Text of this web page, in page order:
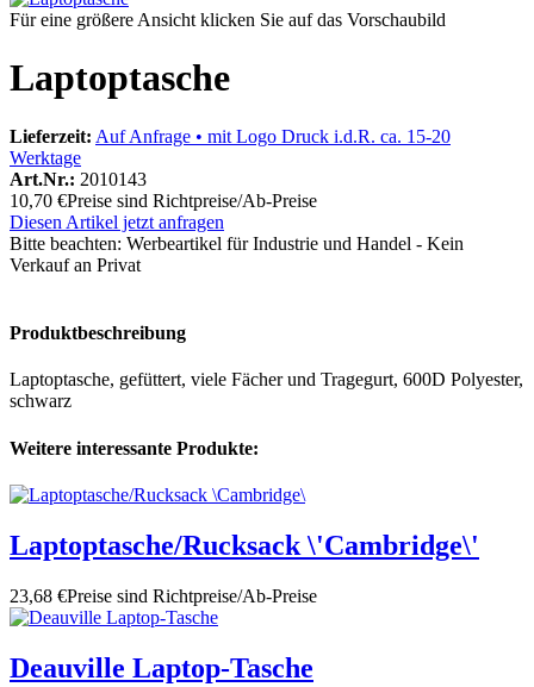
Für eine größere Ansicht klicken Sie auf das Vorschaubild
Laptoptasche
Lieferzeit: Auf Anfrage • mit Logo Druck i.d.R. ca. 15-20
Werktage
Art.Nr.: 2010143
10,70 €Preise sind Richtpreise/Ab-Preise
Diesen Artikel jetzt anfragen
Bitte beachten: Werbeartikel für Industrie und Handel - Kein
Verkauf an Privat
Produktbeschreibung
Laptoptasche, gefüttert, viele Fächer und Tragegurt, 600D Polyester,
schwarz
Weitere interessante Produkte:
Laptoptasche/Rucksack \'Cambridge\'
23,68 €Preise sind Richtpreise/Ab-Preise
Deauville Laptop-Tasche